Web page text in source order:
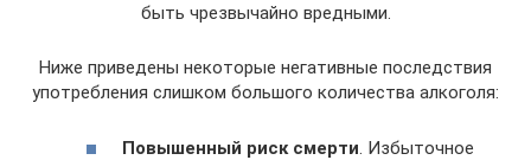
быть чрезвычайно вредными.
Ниже приведены некоторые негативные последствия
употребления слишком большого количества алкоголя:
Повышенный риск смерти . Избыточное